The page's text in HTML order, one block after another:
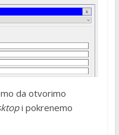
da otvorimo
i pokrenemo